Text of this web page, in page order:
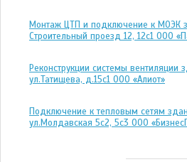
Монтаж ЦТП и подключение к МОЭК
Строительный проезд 12, 12с1 ООО
Реконструкции системы вентиляции
ул.Татищева, д.15с1 ООО «Алиот»
Подключение к тепловым сетям
ул.Молдавская 5с2, 5с3 ООО